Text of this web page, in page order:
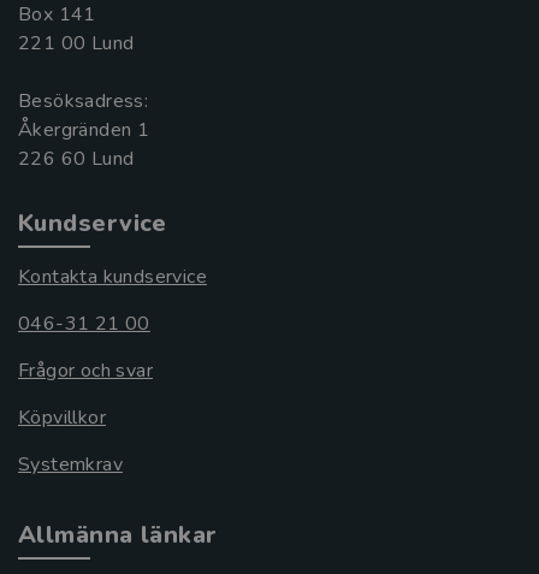
Box 141
221 00 Lund
Besöksadress:
Åkergränden 1
Kundservice
Kontakta kundservice
046-31 21 00
Frågor och svar
Köpvillkor
Systemkrav
Allmänna länkar